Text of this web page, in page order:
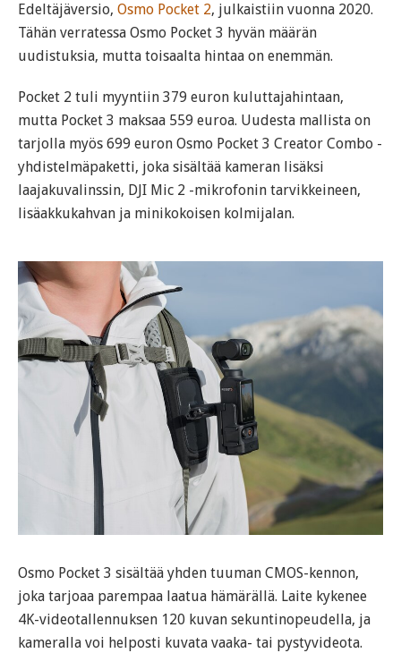
Edeltäjäversio, Osmo Pocket 2, julkaistiin vuonna 2020.
Tähän verratessa Osmo Pocket 3 hyvän määrän
uudistuksia, mutta toisaalta hintaa on enemmän.
Pocket 2 tuli myyntiin 379 euron kuluttajahintaan,
mutta Pocket 3 maksaa 559 euroa. Uudesta mallista on
tarjolla myös 699 euron Osmo Pocket 3 Creator Combo -
yhdistelmäpaketti, joka sisältää kameran lisäksi
laajakuvalinssin, DJI Mic 2 -mikrofonin tarvikkeineen,
lisäakkukahvan ja minikokoisen kolmijalan.
Osmo Pocket 3 sisältää yhden tuuman CMOS-kennon,
joka tarjoaa parempaa laatua hämärällä. Laite kykenee
4K-videotallennuksen 120 kuvan sekuntinopeudella, ja
kameralla voi helposti kuvata vaaka- tai pystyvideota.